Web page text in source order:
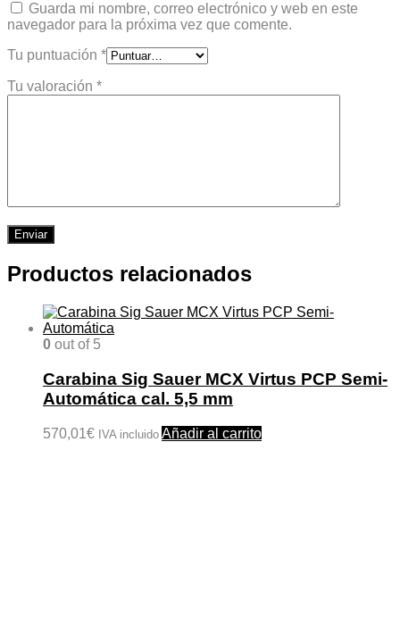
Guarda mi nombre, correo electrónico y web en este
navegador para la próxima vez que comente.
Tu puntuación *
Tu valoración *
Productos relacionados
0 out of 5
Carabina Sig Sauer MCX Virtus PCP Semi-
Automática cal. 5,5 mm
570,01€ IVA incluido Añadir al carrito